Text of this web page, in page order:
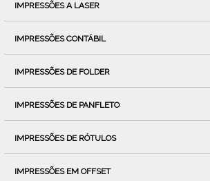
IMPRESSÕES A LASER
IMPRESSÕES CONTÁBIL
IMPRESSÕES DE FOLDER
IMPRESSÕES DE PANFLETO
IMPRESSÕES DE RÓTULOS
IMPRESSÕES EM OFFSET